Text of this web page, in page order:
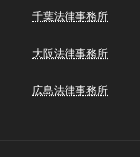
千葉法律事務所
大阪法律事務所
広島法律事務所